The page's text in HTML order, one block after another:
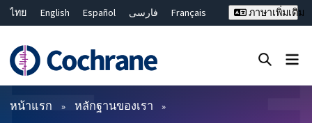
ไทย English Español فارسی
Français
Bahasa Malaysia
繁體中文 简体中文
ภาษาเพิ่มเติม
ตัวกรอง
หน้าแรก หลักฐานของเรา